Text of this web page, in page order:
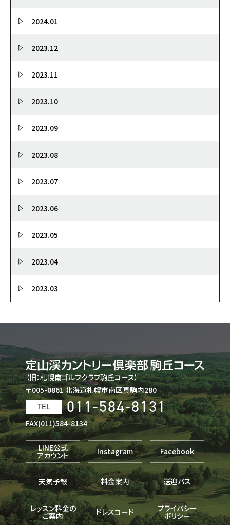
2024.01
2023.12
2023.11
2023.10
2023.09
2023.08
2023.07
2023.06
2023.05
2023.04
2023.03
（旧：札幌南ゴルフクラブ駒丘コース）
〒005-0861 北海道札幌市南区真駒内280
TEL 011-584-8131
FAX(011)584-8134
LINE公式
アカウント Instagram Facebook
天気予報 料金案内 送迎バス
レッスン料金の
ご案内 ドレスコード プライバシー
ポリシー